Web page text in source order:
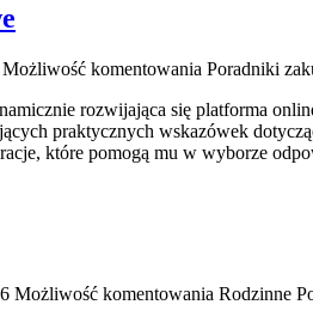
Możliwość komentowania Poradniki
rozwijająca się platforma
praktycznych wskazówek
które pomogą mu w wyborze
Możliwość komentowania Rodzinne